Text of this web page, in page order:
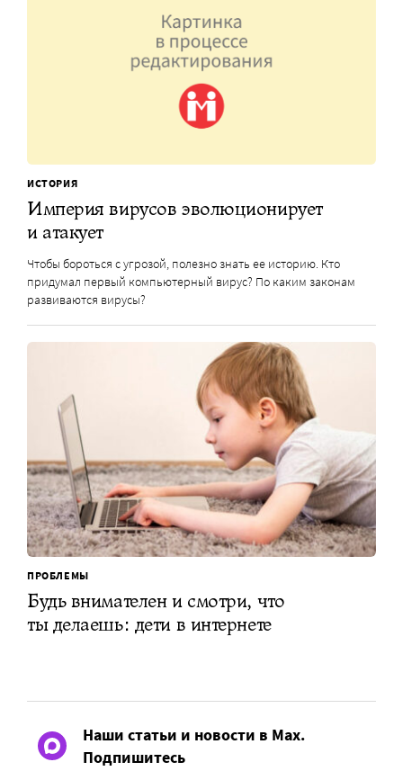
ИСТОРИЯ
Империя вирусов эволюционирует
и атакует
Чтобы бороться с угрозой, полезно знать ее историю. Кто
придумал первый компьютерный вирус? По каким законам
развиваются вирусы?
ПРОБЛЕМЫ
Будь внимателен и смотри, что
ты делаешь: дети в интернете
Наши статьи и новости в Max.
Подпишитесь